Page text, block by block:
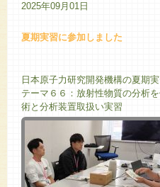
2025年09月01日
夏期実習に参加しました
日本原子力研究開発機構の夏期
テーマ６６：放射性物質の分析
術と分析装置取扱い実習